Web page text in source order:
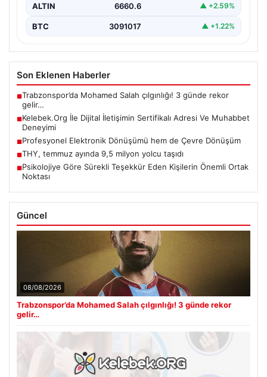
ALTIN 6660.6 ▲ +2.59%
BTC 3091017 ▲ +1.22%
Son Eklenen Haberler
■Trabzonspor’da Mohamed Salah çılgınlığı! 3 günde rekor
gelir…
■Kelebek.Org İle Dijital İletişimin Sertifikalı Adresi Ve Muhabbet
Deneyimi
■Profesyonel Elektronik Dönüşümü hem de Çevre Dönüşüm
■THY, temmuz ayında 9,5 milyon yolcu taşıdı
■Psikolojiye Göre Sürekli Teşekkür Eden Kişilerin Önemli Ortak
Noktası
Güncel
08/08/2026
Trabzonspor’da Mohamed Salah çılgınlığı! 3 günde rekor
gelir…